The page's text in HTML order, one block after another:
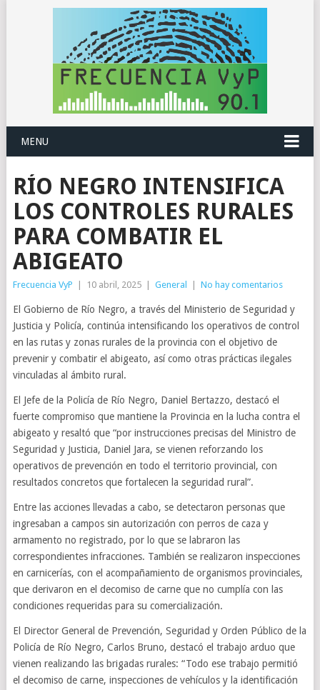
MENU
RÍO NEGRO INTENSIFICA
LOS CONTROLES RURALES
PARA COMBATIR EL
ABIGEATO
Frecuencia VyP 10 abril, 2025 General No hay comentarios
El Gobierno de Río Negro, a través del Ministerio de Seguridad y
Justicia y Policía, continúa intensificando los operativos de control
en las rutas y zonas rurales de la provincia con el objetivo de
prevenir y combatir el abigeato, así como otras prácticas ilegales
vinculadas al ámbito rural.
El Jefe de la Policía de Río Negro, Daniel Bertazzo, destacó el
fuerte compromiso que mantiene la Provincia en la lucha contra el
abigeato y resaltó que “por instrucciones precisas del Ministro de
Seguridad y Justicia, Daniel Jara, se vienen reforzando los
operativos de prevención en todo el territorio provincial, con
resultados concretos que fortalecen la seguridad rural”.
Entre las acciones llevadas a cabo, se detectaron personas que
ingresaban a campos sin autorización con perros de caza y
armamento no registrado, por lo que se labraron las
correspondientes infracciones. También se realizaron inspecciones
en carnicerías, con el acompañamiento de organismos provinciales,
que derivaron en el decomiso de carne que no cumplía con las
condiciones requeridas para su comercialización.
El Director General de Prevención, Seguridad y Orden Público de la
Policía de Río Negro, Carlos Bruno, destacó el trabajo arduo que
vienen realizando las brigadas rurales: “Todo ese trabajo permitió
el decomiso de carne, inspecciones de vehículos y la identificación